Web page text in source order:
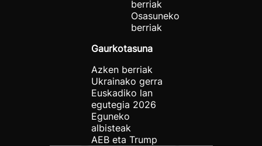
berriak
Osasuneko
berriak
Gaurkotasuna
Azken berriak
Ukrainako gerra
Euskadiko lan
egutegia 2026
Eguneko
albisteak
AEB eta Trump